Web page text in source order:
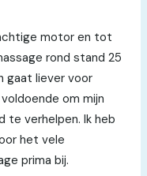
motor en tot
rond stand 25
gaat liever voor
om mijn
te verhelpen. Ik heb
het vele
prima bij.